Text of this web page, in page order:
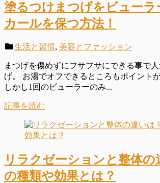
塗るつけまつげをビューラ
カールを保つ方法！
生活と習慣, 美容とファッション
まつげを傷めずにフサフサにできる事で
げ。 お湯でオフできるところもポイント
しかし1回のビューラーのみ...
記事を読む
リラクゼーションと整体の
の種類や効果とは？